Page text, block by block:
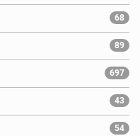
68
89
697
43
54